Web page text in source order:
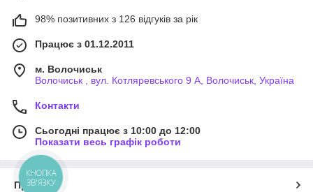
98% позитивних з 126 відгуків за рік
Працює з 01.12.2011
м. Волочиськ
Волочиськ , вул. Котляревського 9 А, Волочиськ, Україна
Контакти
Сьогодні працює з 10:00 до 12:00
Показати весь графік роботи
Про нас
КНОПКА
ЗВ'ЯЗКУ